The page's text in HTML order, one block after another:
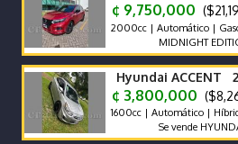
¢ 9,750,000
2000cc | Automático |
MIDNIGHT EDITION -
Hyundai ACCENT
¢ 3,800,000
1600cc | Automático |
Se vende HYUNDAI